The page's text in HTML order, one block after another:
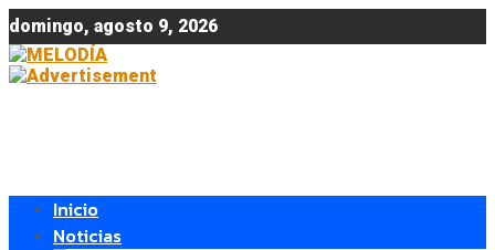
domingo, agosto 9, 2026
Inicio
Noticias